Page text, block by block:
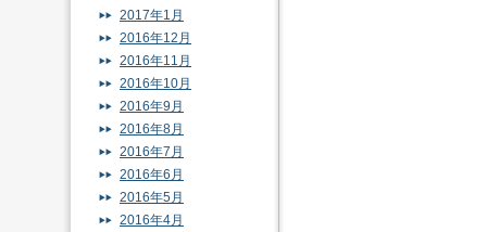
2017年1月
2016年12月
2016年11月
2016年10月
2016年9月
2016年8月
2016年7月
2016年6月
2016年5月
2016年4月